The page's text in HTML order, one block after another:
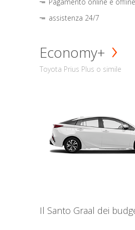
assistenza 24/7
Economy+
Toyota Prius Plus o simile
Il Santo Graal dei